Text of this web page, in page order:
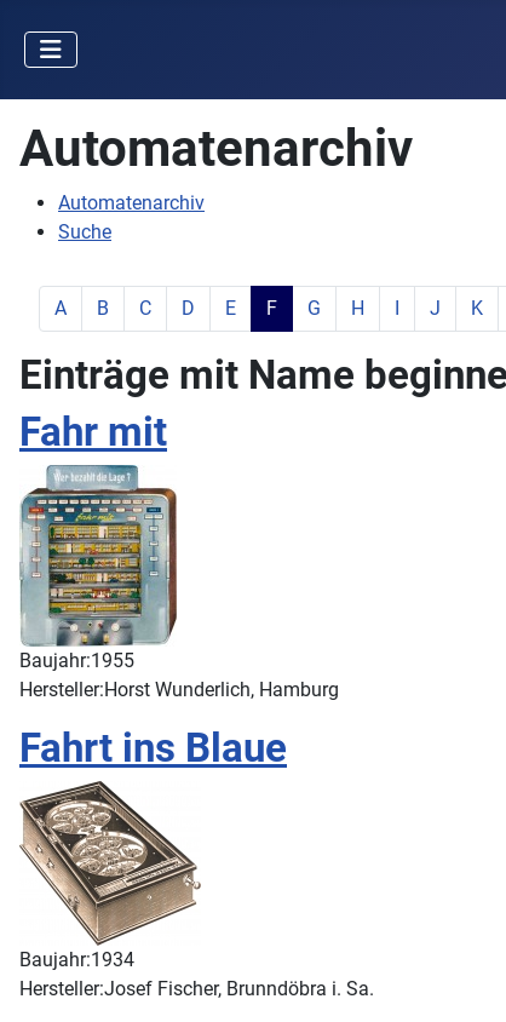
Automatenarchiv
Automatenarchiv
Suche
zeige Elemente mit Buchstabe:
A zeige Elemente mit Buchstabe:
B zeige Elemente mit Buchstabe:
C zeige Elemente mit Buchstabe:
D zeige Elemente mit Buchstabe:
E aktiver Buchstabe:
F zeige Elemente mit
G zeige Elemente mit
H zeige
I zeige
J K
Einträge mit Name
Fahr mit
Baujahr:1955
Hersteller:Horst Wunderlich, Hamburg
Fahrt ins Blaue
Baujahr:1934
Hersteller:Josef Fischer, Brunndöbra i. Sa.